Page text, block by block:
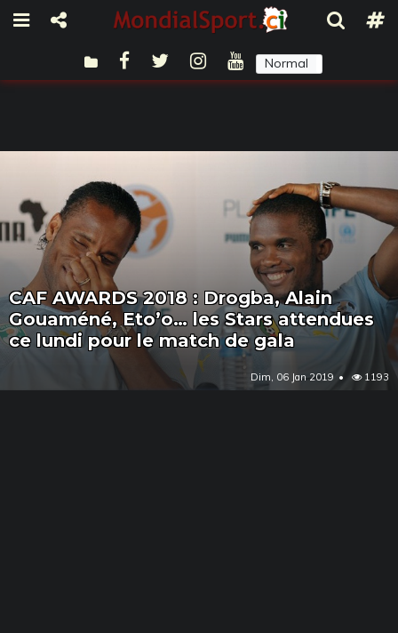
Normal
CAF AWARDS 2018 : Drogba, Alain
Gouaméné, Eto’o… les Stars attendues
ce lundi pour le match de gala
Dim, 06 Jan 2019 1193